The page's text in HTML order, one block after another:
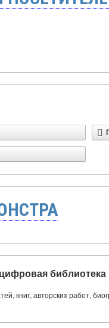
библиотека
книг, авторских работ,